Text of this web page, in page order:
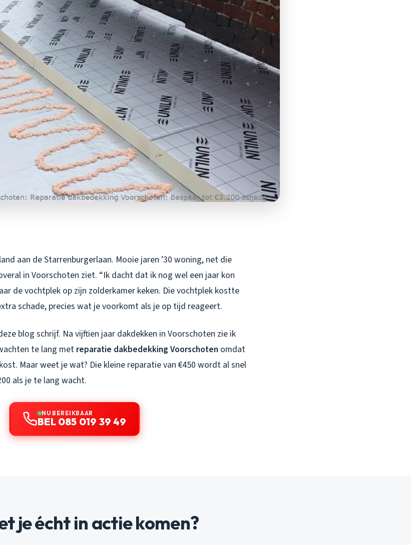
aan de Starrenburgerlaan. Mooie jaren ’30 woning, net die
in Voorschoten ziet. “Ik dacht dat ik nog wel een jaar kon
de vochtplek op zijn zolderkamer keken. Die vochtplek kostte
schade, precies wat je voorkomt als je op tijd reageert.
blog schrijf. Na vijftien jaar dakdekken in Voorschoten zie ik
te lang met reparatie dakbedekking Voorschoten omdat
Maar weet je wat? Die kleine reparatie van €450 wordt al snel
als je te lang wacht.
NU BEREIKBAAR
BEL 085 019 39 49
je écht in actie komen?